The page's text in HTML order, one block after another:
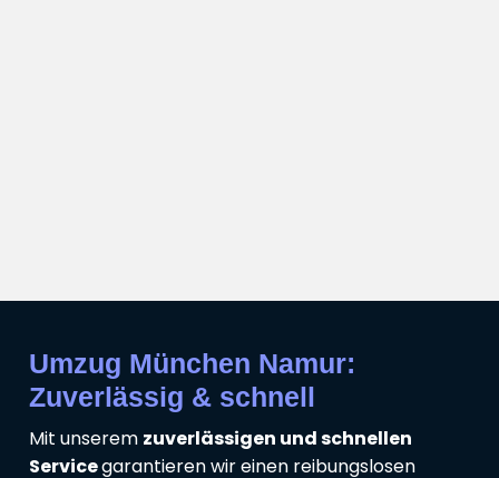
Umzug München Namur:
Zuverlässig & schnell
Mit unserem zuverlässigen und schnellen
Servicegarantieren wir einen reibungslosen